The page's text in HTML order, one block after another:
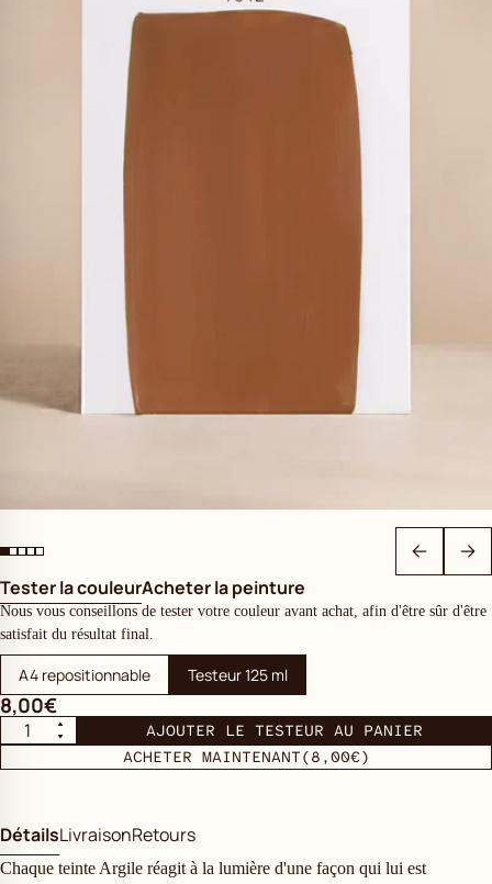
Tester la couleurAcheter la peinture
Nous vous conseillons de tester votre couleur avant achat, afin d'être sûr d'être
satisfait du résultat final.
A4 repositionnable Testeur 125 ml
8,00€
AJOUTER LE TESTEUR AU PANIER
ACHETER MAINTENANT(8,00€)
DétailsLivraisonRetours
Chaque teinte Argile réagit à la lumière d'une façon qui lui est